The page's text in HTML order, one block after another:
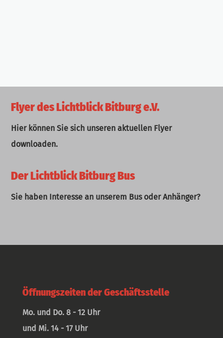
Flyer des Lichtblick Bitburg e.V.
Hier können Sie sich unseren aktuellen Flyer
downloaden.
Der Lichtblick Bitburg Bus
Sie haben Interesse an unserem Bus oder Anhänger?
Öffnungszeiten der Geschäftsstelle
Mo. und Do. 8 - 12 Uhr
und Mi. 14 - 17 Uhr